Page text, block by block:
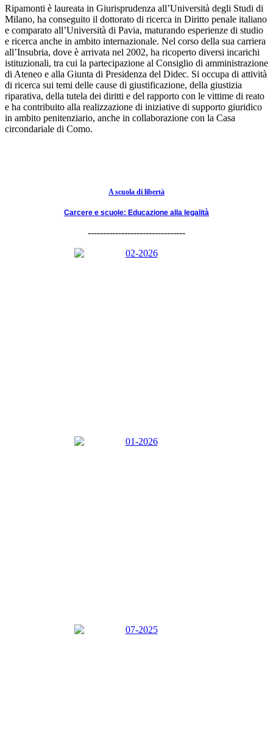
Ripamonti è laureata in Giurisprudenza all’Università degli Studi di
Milano, ha conseguito il dottorato di ricerca in Diritto penale italiano
e comparato all’Università di Pavia, maturando esperienze di studio
e ricerca anche in ambito internazionale. Nel corso della sua carriera
all’Insubria, dove è arrivata nel 2002, ha ricoperto diversi incarichi
istituzionali, tra cui la partecipazione al Consiglio di amministrazione
di Ateneo e alla Giunta di Presidenza del Didec. Si occupa di attività
di ricerca sui temi delle cause di giustificazione, della giustizia
riparativa, della tutela dei diritti e del rapporto con le vittime di reato
e ha contribuito alla realizzazione di iniziative di supporto giuridico
in ambito penitenziario, anche in collaborazione con la Casa
circondariale di Como.
A scuola di libertà
Carcere e scuole: Educazione alla legalità
--------------------------------